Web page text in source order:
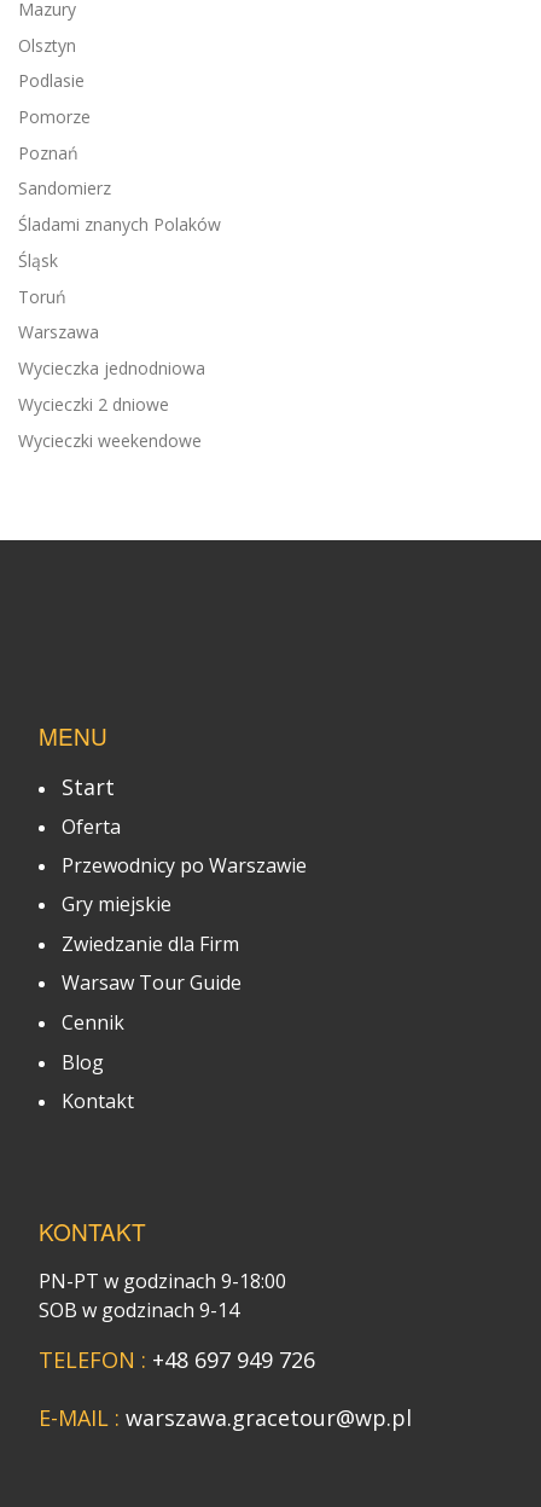
Mazury
Olsztyn
Podlasie
Pomorze
Poznań
Sandomierz
Śladami znanych Polaków
Śląsk
Toruń
Warszawa
Wycieczka jednodniowa
Wycieczki 2 dniowe
Wycieczki weekendowe
MENU
Start
Oferta
Przewodnicy po Warszawie
Gry miejskie
Zwiedzanie dla Firm
Warsaw Tour Guide
Cennik
Blog
Kontakt
KONTAKT
PN-PT w godzinach 9-18:00
SOB w godzinach 9-14
TELEFON : +48 697 949 726
E-MAIL : warszawa.gracetour@wp.pl